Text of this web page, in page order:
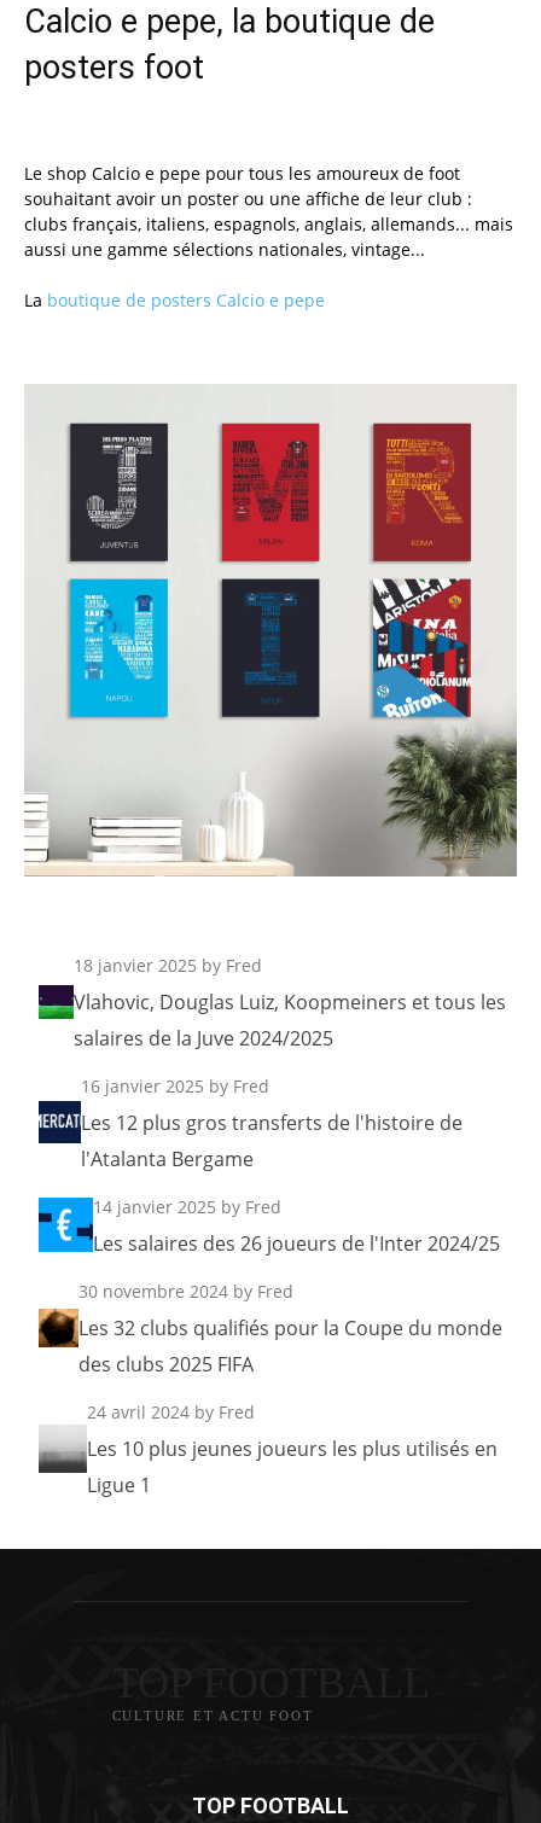
Calcio e pepe, la boutique de
posters foot
Le shop Calcio e pepe pour tous les amoureux de foot
souhaitant avoir un poster ou une affiche de leur club :
clubs français, italiens, espagnols, anglais, allemands... mais
aussi une gamme sélections nationales, vintage...
La boutique de posters Calcio e pepe
18 janvier 2025 by Fred
Vlahovic, Douglas Luiz, Koopmeiners et tous les
salaires de la Juve 2024/2025
16 janvier 2025 by Fred
Les 12 plus gros transferts de l'histoire de
l'Atalanta Bergame
14 janvier 2025 by Fred
Les salaires des 26 joueurs de l'Inter 2024/25
30 novembre 2024 by Fred
Les 32 clubs qualifiés pour la Coupe du monde
des clubs 2025 FIFA
24 avril 2024 by Fred
Les 10 plus jeunes joueurs les plus utilisés en
Ligue 1
CULTURE ET ACTU FOOT
TOP FOOTBALL